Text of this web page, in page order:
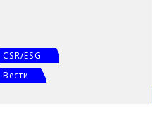
CSR/ESG
Вести